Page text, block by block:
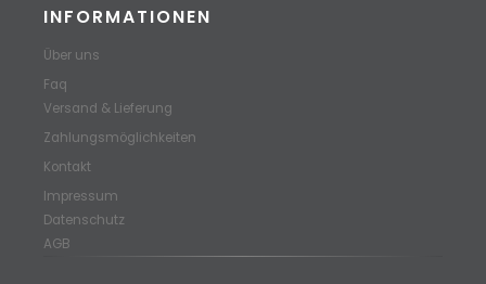
INFORMATIONEN
Über uns
Faq
Versand & Lieferung
Zahlungsmöglichkeiten
Kontakt
Impressum
Datenschutz
AGB